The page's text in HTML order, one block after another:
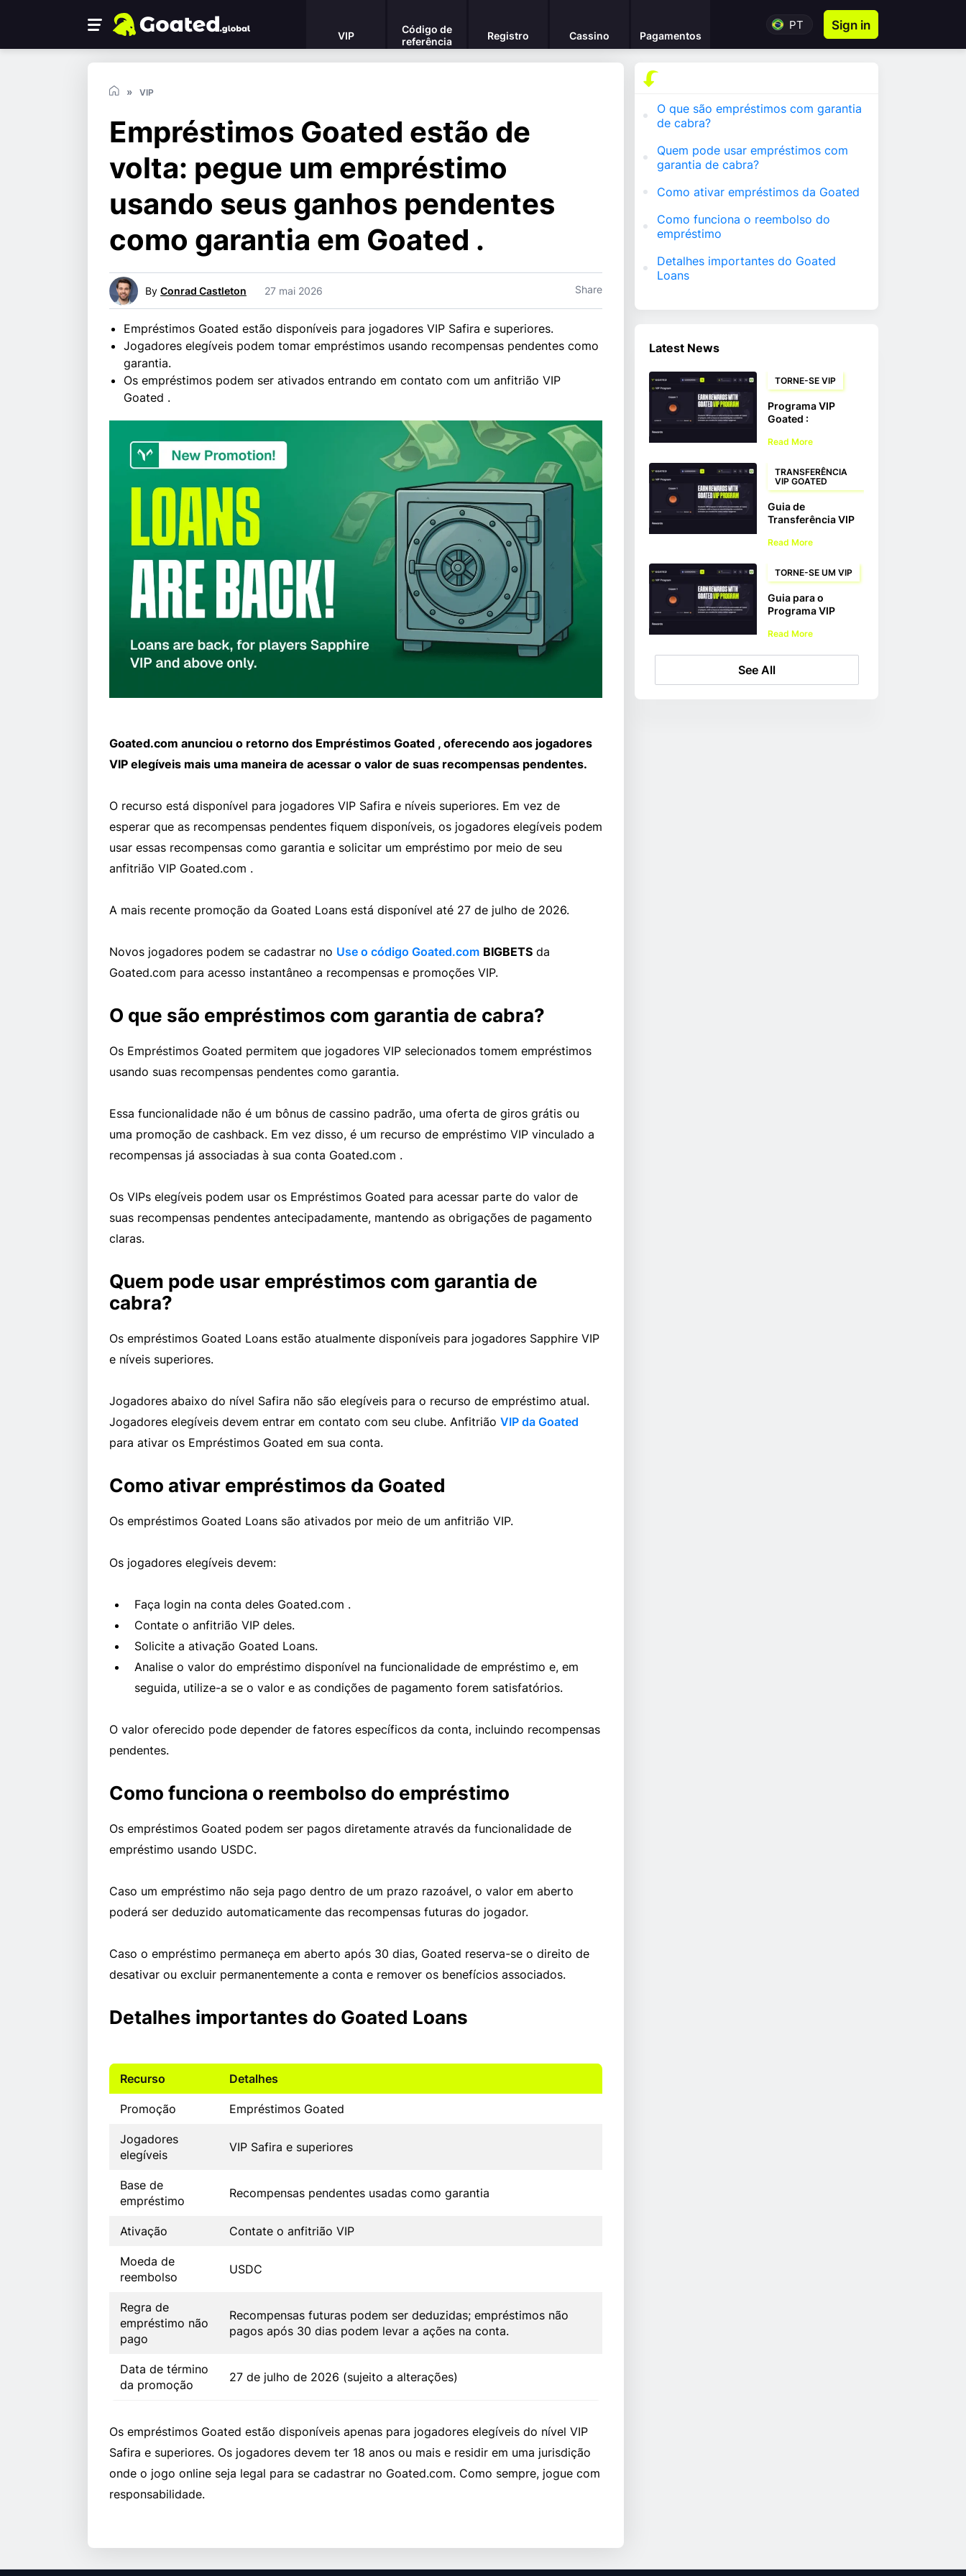
VIP
Código de
referência
Registro Cassino Pagamentos
PT Sign in
VIP
Empréstimos Goated estão de
volta: pegue um empréstimo
usando seus ganhos pendentes
como garantia em Goated .
By Conrad Castleton 27 mai 2026 Share
Empréstimos Goated estão disponíveis para jogadores VIP Safira e superiores.
Jogadores elegíveis podem tomar empréstimos usando recompensas pendentes como
garantia.
Os empréstimos podem ser ativados entrando em contato com um anfitrião VIP
Goated .
Goated.com anunciou o retorno dos Empréstimos Goated , oferecendo aos jogadores
VIP elegíveis mais uma maneira de acessar o valor de suas recompensas pendentes.
O recurso está disponível para jogadores VIP Safira e níveis superiores. Em vez de
esperar que as recompensas pendentes fiquem disponíveis, os jogadores elegíveis podem
usar essas recompensas como garantia e solicitar um empréstimo por meio de seu
anfitrião VIP Goated.com .
A mais recente promoção da Goated Loans está disponível até 27 de julho de 2026.
Novos jogadores podem se cadastrar no Use o código Goated.com BIGBETS da
Goated.com para acesso instantâneo a recompensas e promoções VIP.
O que são empréstimos com garantia de cabra?
Os Empréstimos Goated permitem que jogadores VIP selecionados tomem empréstimos
usando suas recompensas pendentes como garantia.
Essa funcionalidade não é um bônus de cassino padrão, uma oferta de giros grátis ou
uma promoção de cashback. Em vez disso, é um recurso de empréstimo VIP vinculado a
recompensas já associadas à sua conta Goated.com .
Os VIPs elegíveis podem usar os Empréstimos Goated para acessar parte do valor de
suas recompensas pendentes antecipadamente, mantendo as obrigações de pagamento
claras.
Quem pode usar empréstimos com garantia de
cabra?
Os empréstimos Goated Loans estão atualmente disponíveis para jogadores Sapphire VIP
e níveis superiores.
Jogadores abaixo do nível Safira não são elegíveis para o recurso de empréstimo atual.
Jogadores elegíveis devem entrar em contato com seu clube. Anfitrião VIP da Goated
para ativar os Empréstimos Goated em sua conta.
Como ativar empréstimos da Goated
Os empréstimos Goated Loans são ativados por meio de um anfitrião VIP.
Os jogadores elegíveis devem:
Faça login na conta deles Goated.com .
Contate o anfitrião VIP deles.
Solicite a ativação Goated Loans.
Analise o valor do empréstimo disponível na funcionalidade de empréstimo e, em
seguida, utilize-a se o valor e as condições de pagamento forem satisfatórios.
O valor oferecido pode depender de fatores específicos da conta, incluindo recompensas
pendentes.
Como funciona o reembolso do empréstimo
Os empréstimos Goated podem ser pagos diretamente através da funcionalidade de
empréstimo usando USDC.
Caso um empréstimo não seja pago dentro de um prazo razoável, o valor em aberto
poderá ser deduzido automaticamente das recompensas futuras do jogador.
Caso o empréstimo permaneça em aberto após 30 dias, Goated reserva-se o direito de
desativar ou excluir permanentemente a conta e remover os benefícios associados.
Detalhes importantes do Goated Loans
Recurso Detalhes
Promoção Empréstimos Goated
Jogadores
elegíveis
VIP Safira e superiores
Base de
empréstimo
Recompensas pendentes usadas como garantia
Ativação Contate o anfitrião VIP
Moeda de
reembolso
USDC
Regra de
empréstimo não
pago
Recompensas futuras podem ser deduzidas; empréstimos não
pagos após 30 dias podem levar a ações na conta.
Data de término
da promoção
27 de julho de 2026 (sujeito a alterações)
Os empréstimos Goated estão disponíveis apenas para jogadores elegíveis do nível VIP
Safira e superiores. Os jogadores devem ter 18 anos ou mais e residir em uma jurisdição
onde o jogo online seja legal para se cadastrar no Goated.com. Como sempre, jogue com
responsabilidade.
O que são empréstimos com garantia
de cabra?
Quem pode usar empréstimos com
garantia de cabra?
Como ativar empréstimos da Goated
Como funciona o reembolso do
empréstimo
Detalhes importantes do Goated
Loans
Latest News
TORNE-SE VIP
Programa VIP
Goated :
bônus e
explicados
Read More
TRANSFERÊNCIA
VIP GOATED
Guia de
Transferência VIP
Read More
TORNE-SE UM VIP
Guia para o
Programa VIP
Read More
See All